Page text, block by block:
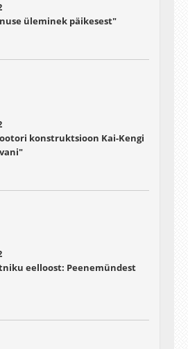
üleminek päikesest"
konstruktsioon Kai-Kengi
eelloost: Peenemündest